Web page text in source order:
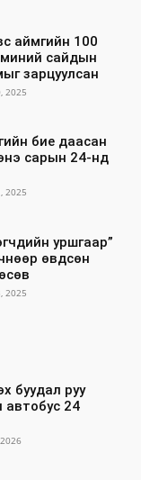
аймгийн 100
сайдын
зарцуулсан
2025
бие даасан
сарын 24-нд
2025
уршгаар”
өвдсөн
2025
буудал руу
автобус 24